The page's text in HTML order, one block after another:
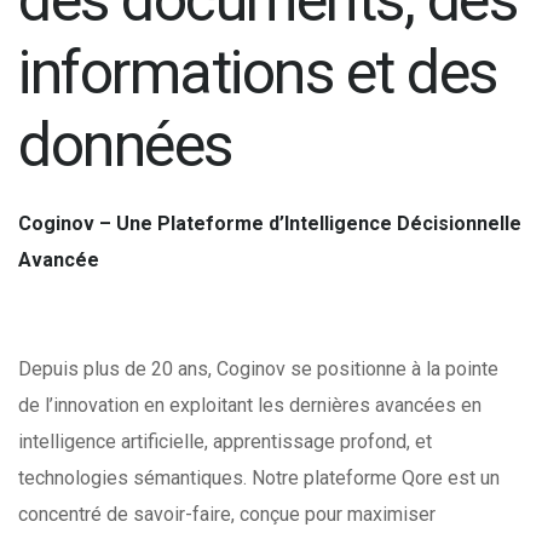
informations et des
données
Coginov – Une Plateforme d’Intelligence Décisionnelle
Avancée
Depuis plus de 20 ans, Coginov se positionne à la pointe
de l’innovation en exploitant les dernières avancées en
intelligence artificielle, apprentissage profond, et
technologies sémantiques. Notre plateforme Qore est un
concentré de savoir-faire, conçue pour maximiser